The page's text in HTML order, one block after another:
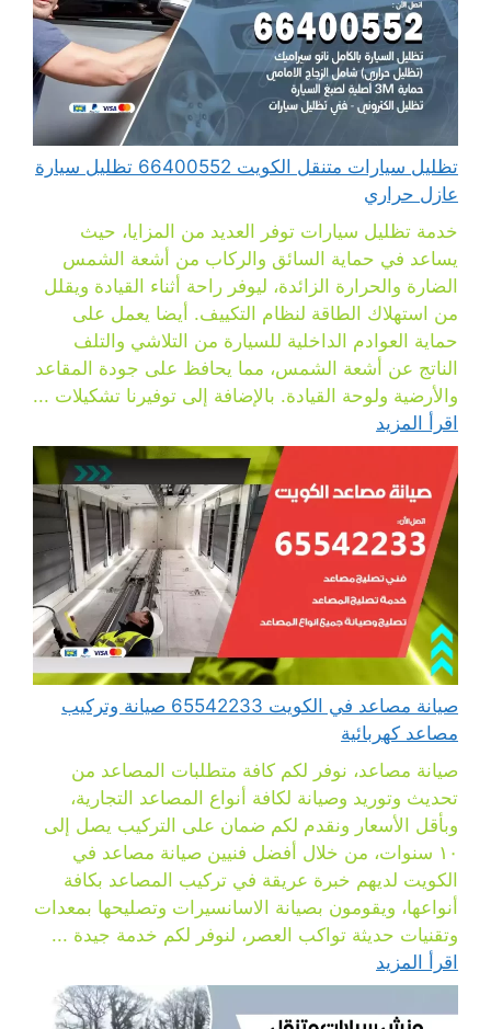
تظليل سيارات متنقل الكويت 66400552 تظليل سيارة
عازل حراري
خدمة تظليل سيارات توفر العديد من المزايا، حيث
يساعد في حماية السائق والركاب من أشعة الشمس
الضارة والحرارة الزائدة، ليوفر راحة أثناء القيادة ويقلل
من استهلاك الطاقة لنظام التكييف. أيضا يعمل على
حماية العوادم الداخلية للسيارة من التلاشي والتلف
الناتج عن أشعة الشمس، مما يحافظ على جودة المقاعد
والأرضية ولوحة القيادة. بالإضافة إلى توفيرنا تشكيلات ...
اقرأ المزيد
صيانة مصاعد في الكويت 65542233 صيانة وتركيب
مصاعد كهربائية
صيانة مصاعد، نوفر لكم كافة متطلبات المصاعد من
تحديث وتوريد وصيانة لكافة أنواع المصاعد التجارية،
وبأقل الأسعار ونقدم لكم ضمان على التركيب يصل إلى
١٠ سنوات، من خلال أفضل فنيين صيانة مصاعد في
الكويت لديهم خبرة عريقة في تركيب المصاعد بكافة
أنواعها، ويقومون بصيانة الاسانسيرات وتصليحها بمعدات
وتقنيات حديثة تواكب العصر، لنوفر لكم خدمة جيدة ...
اقرأ المزيد